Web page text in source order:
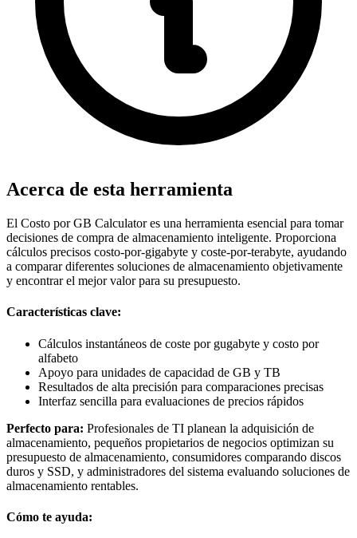
Acerca de esta herramienta
El Costo por GB Calculator es una herramienta esencial para tomar
decisiones de compra de almacenamiento inteligente. Proporciona
cálculos precisos costo-por-gigabyte y coste-por-terabyte, ayudando
a comparar diferentes soluciones de almacenamiento objetivamente
y encontrar el mejor valor para su presupuesto.
Características clave:
Cálculos instantáneos de coste por gugabyte y costo por
alfabeto
Apoyo para unidades de capacidad de GB y TB
Resultados de alta precisión para comparaciones precisas
Interfaz sencilla para evaluaciones de precios rápidos
Perfecto para: Profesionales de TI planean la adquisición de
almacenamiento, pequeños propietarios de negocios optimizan su
presupuesto de almacenamiento, consumidores comparando discos
duros y SSD, y administradores del sistema evaluando soluciones de
almacenamiento rentables.
Cómo te ayuda: